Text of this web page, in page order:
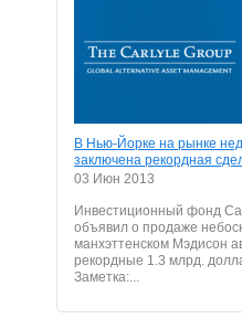
В Нью-Йорке на рынке
заключена рекордная
03 Июн 2013
Инвестиционный фонд
объявил о продаже
манхэттенском Мэдисон
рекордные 1.3 млрд.
Заметка:...